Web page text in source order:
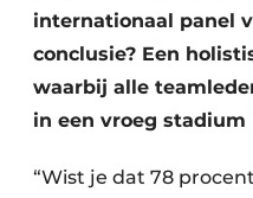
internationaal panel
conclusie? Een
waarbij alle
in een vroeg
“Wist je dat 78